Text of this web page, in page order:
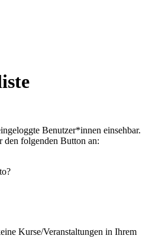
Benutzer*innen einsehbar.
den folgenden Button an:
Kurse/Veranstaltungen in Ihrem